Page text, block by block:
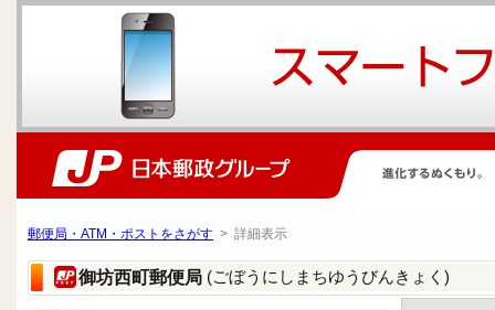
郵便局・ATM・ポストをさがす > 詳細表示
御坊西町郵便局 (ごぼうにしまちゆうびんきょく)